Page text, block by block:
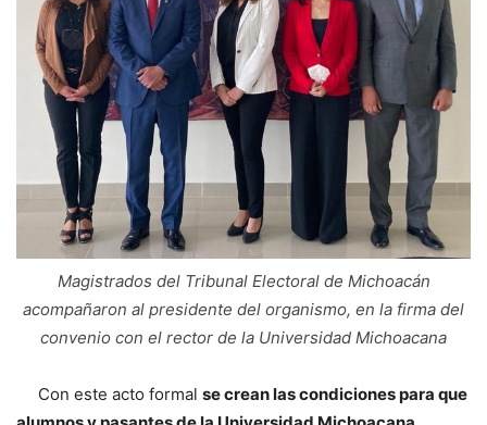
Magistrados del Tribunal Electoral de Michoacán
acompañaron al presidente del organismo, en la firma del
convenio con el rector de la Universidad Michoacana
Con este acto formal se crean las condiciones para que